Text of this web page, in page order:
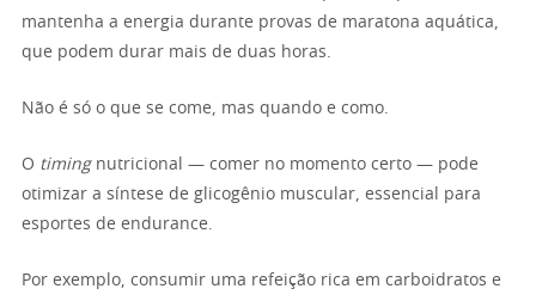
mantenha a energia durante provas de maratona aquática,
que podem durar mais de duas horas.
Não é só o que se come, mas quando e como.
O timingnutricional — comer no momento certo — pode
otimizar a síntese de glicogênio muscular, essencial para
esportes de endurance.
Por exemplo, consumir uma refeição rica em carboidratos e